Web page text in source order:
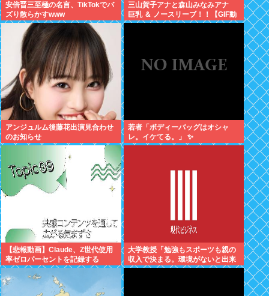
安倍晋三至極の名言、TikTokでバ
ズり散らかすwww
三山賀子アナと森山みなみアナ
巨乳 ＆ ノースリーブ！！【GIF動
画あり】
アンジュルム後藤花出演見合わせ
のお知らせ
若者「ボディーバッグはオシャ
レ。イケてる。」 ✨
【悲報動画】Claude、Z世代使用
率ゼロパーセントを記録する
大学教授「勉強もスポーツも親の
収入で決まる。環境がないと出来
るわけがない」